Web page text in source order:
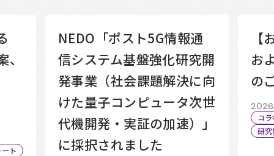
ト
NEDO「ポスト5G情報通
信システム基盤強化研究開
発事業（社会課題解決に向
けた量子コンピュータ次世
代機開発・実証の加速）」
に採択されました
お
の
コ
研